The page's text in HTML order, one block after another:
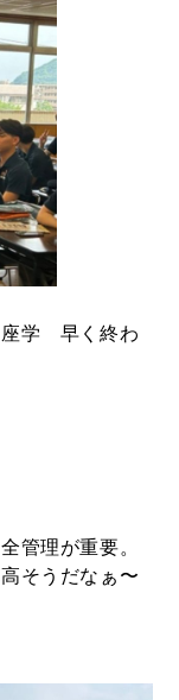
座学 早く終わ
管理が重要。
そうだなぁ〜